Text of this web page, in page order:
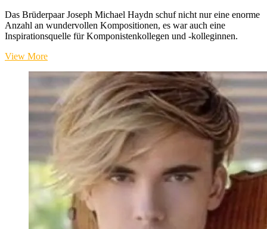
Das Brüderpaar Joseph Michael Haydn schuf nicht nur eine enorme
Anzahl an wundervollen Kompositionen, es war auch eine
Inspirationsquelle für Komponistenkollegen und -kolleginnen.
View More„Haydnregion
präsentiert
„Inspiration
Haydn“